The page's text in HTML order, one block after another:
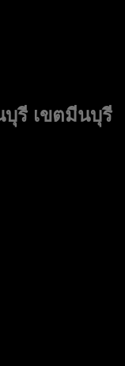
รี เขตมีนบุรี